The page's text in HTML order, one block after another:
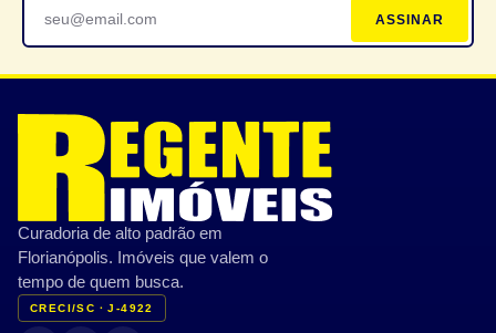
ASSINAR
Curadoria de alto padrão em
Florianópolis. Imóveis que valem o
tempo de quem busca.
CRECI/SC · J-4922